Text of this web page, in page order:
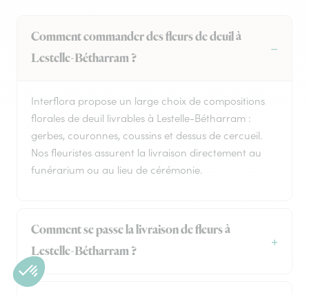
Comment commander des fleurs de deuil à
Lestelle-Bétharram ?
Interflora propose un large choix de compositions
florales de deuil livrables à Lestelle-Bétharram :
gerbes, couronnes, coussins et dessus de cercueil.
Nos fleuristes assurent la livraison directement au
funérarium ou au lieu de cérémonie.
Comment se passe la livraison de fleurs à
Lestelle-Bétharram ?